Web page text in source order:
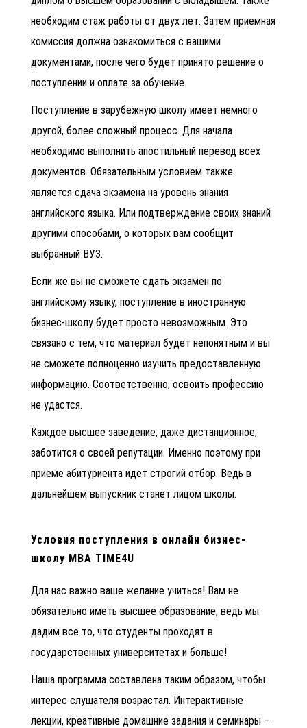
необходим стаж работы от двух лет. Затем приемная
комиссия должна ознакомиться с вашими
документами, после чего будет принято решение о
поступлении и оплате за обучение.
Поступление в зарубежную школу имеет немного
другой, более сложный процесс. Для начала
необходимо выполнить апостильный перевод всех
документов. Обязательным условием также
является сдача экзамена на уровень знания
английского языка. Или подтверждение своих знаний
другими способами, о которых вам сообщит
выбранный ВУЗ.
Если же вы не сможете сдать экзамен по
английскому языку, поступление в иностранную
бизнес-школу будет просто невозможным. Это
связано с тем, что материал будет непонятным и вы
не сможете полноценно изучить предоставленную
информацию. Соответственно, освоить профессию
не удастся.
Каждое высшее заведение, даже дистанционное,
заботится о своей репутации. Именно поэтому при
приеме абитуриента идет строгий отбор. Ведь в
дальнейшем выпускник станет лицом школы.
Условия поступления в онлайн бизнес-
школу MBA TIME4U
Для нас важно ваше желание учиться! Вам не
обязательно иметь высшее образование, ведь мы
дадим все то, что студенты проходят в
государственных университетах и больше!
Наша программа составлена таким образом, чтобы
интерес слушателя возрастал. Интерактивные
лекции, креативные домашние задания и семинары –